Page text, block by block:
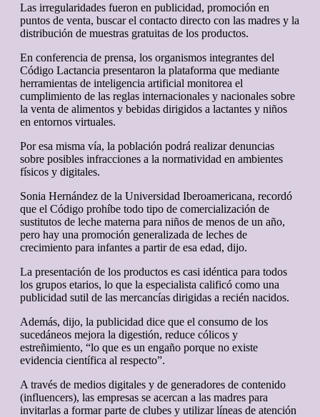
Las irregularidades fueron en publicidad, promoción en
puntos de venta, buscar el contacto directo con las madres y la
distribución de muestras gratuitas de los productos.
En conferencia de prensa, los organismos integrantes del
Código Lactancia presentaron la plataforma que mediante
herramientas de inteligencia artificial monitorea el
cumplimiento de las reglas internacionales y nacionales sobre
la venta de alimentos y bebidas dirigidos a lactantes y niños
en entornos virtuales.
Por esa misma vía, la población podrá realizar denuncias
sobre posibles infracciones a la normatividad en ambientes
físicos y digitales.
Sonia Hernández de la Universidad Iberoamericana, recordó
que el Código prohíbe todo tipo de comercialización de
sustitutos de leche materna para niños de menos de un año,
pero hay una promoción generalizada de leches de
crecimiento para infantes a partir de esa edad, dijo.
La presentación de los productos es casi idéntica para todos
los grupos etarios, lo que la especialista calificó como una
publicidad sutil de las mercancías dirigidas a recién nacidos.
Además, dijo, la publicidad dice que el consumo de los
sucedáneos mejora la digestión, reduce cólicos y
estreñimiento, “lo que es un engaño porque no existe
evidencia científica al respecto”.
A través de medios digitales y de generadores de contenido
(influencers), las empresas se acercan a las madres para
invitarlas a formar parte de clubes y utilizar líneas de atención